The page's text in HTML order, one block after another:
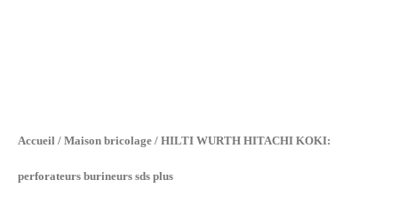
Accueil / Maison bricolage / HILTI WURTH HITACHI KOKI:
perforateurs burineurs sds plus